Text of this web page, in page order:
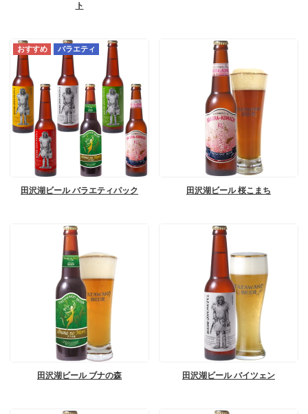
ト
バラエティ
田沢湖ビール バラエティパック 田沢湖ビール 桜こまち
田沢湖ビール ブナの森 田沢湖ビール バイツェン